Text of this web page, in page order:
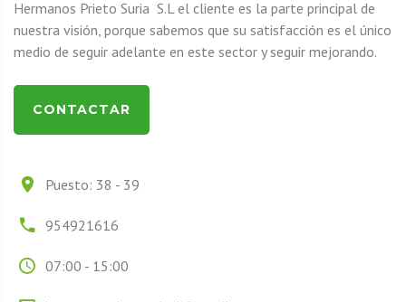
Hermanos Prieto Suria S.L el cliente es la parte principal de
nuestra visión, porque sabemos que su satisfacción es el único
medio de seguir adelante en este sector y seguir mejorando.
CONTACTAR
Puesto: 38 - 39
954921616
07:00 - 15:00